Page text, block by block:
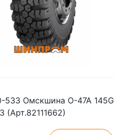
533 Омскшина О-47А 145G
(Арт.82111662)